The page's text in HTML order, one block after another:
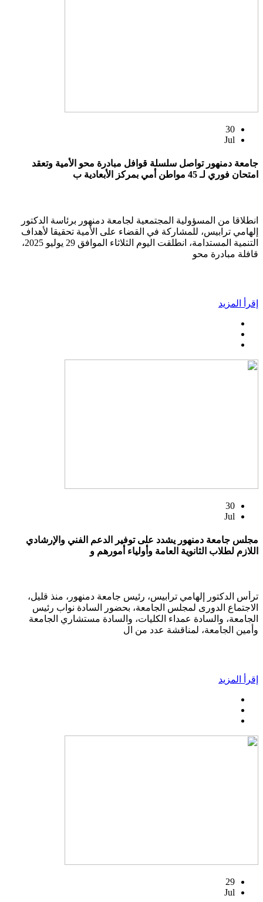
30
Jul
جامعة دمنهور تواصل سلسلة قوافل مبادرة محو الأمية وتعقد
امتحان فوري لـ 45 مواطن أمي بمركز الأبعادية ب
انطلاقا من المسؤولية المجتمعية لجامعة دمنهور برئاسة الدكتور
إلهامي ترابيس، للمشاركة في القضاء على الأمية تحقيقا لأهداف
التنمية المستدامة، انطلقت اليوم الثلاثاء الموافق 29 يوليو 2025،
قافلة مبادرة محو
إقرأ المزيد
30
Jul
مجلس جامعة دمنهور يشدد على توفير الدعم الفني والإرشادي
اللازم لطلاب الثانوية العامة وأولياء أمورهم و
ترأس الدكتور إلهامي ترابيس، رئيس جامعة دمنهور، منذ قليل،
الاجتماع الدورى لمجلس الجامعة، بحضور السادة نواب رئيس
الجامعة، والسادة عمداء الكليات، والسادة مستشاري الجامعة
وأمين الجامعة، لمناقشة عدد من ال
إقرأ المزيد
29
Jul